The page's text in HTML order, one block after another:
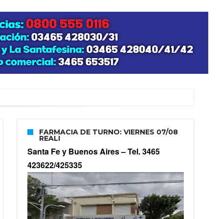
FARMACIA DE TURNO: VIERNES 07/08
REALI
Santa Fe y Buenos Aires –Tel. 3465
423622/425335